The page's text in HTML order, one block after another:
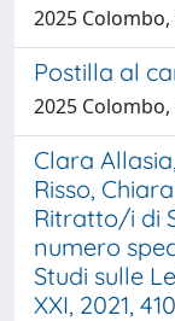
2025
Postilla al
2025
Clara
Risso,
Ritratto/i di
numero
Studi sulle
XXI, 2021,